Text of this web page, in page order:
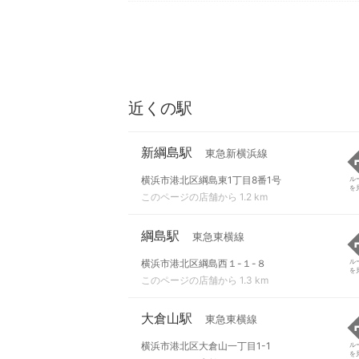
近くの駅
新綱島駅 東急新横浜線
横浜市港北区綱島東1丁目8番1号
このページの店舗から 1.2 km
ル
を
綱島駅 東急東横線
横浜市港北区綱島西１-１-８
このページの店舗から 1.3 km
ル
を
大倉山駅 東急東横線
横浜市港北区大倉山一丁目1-1
ル
を